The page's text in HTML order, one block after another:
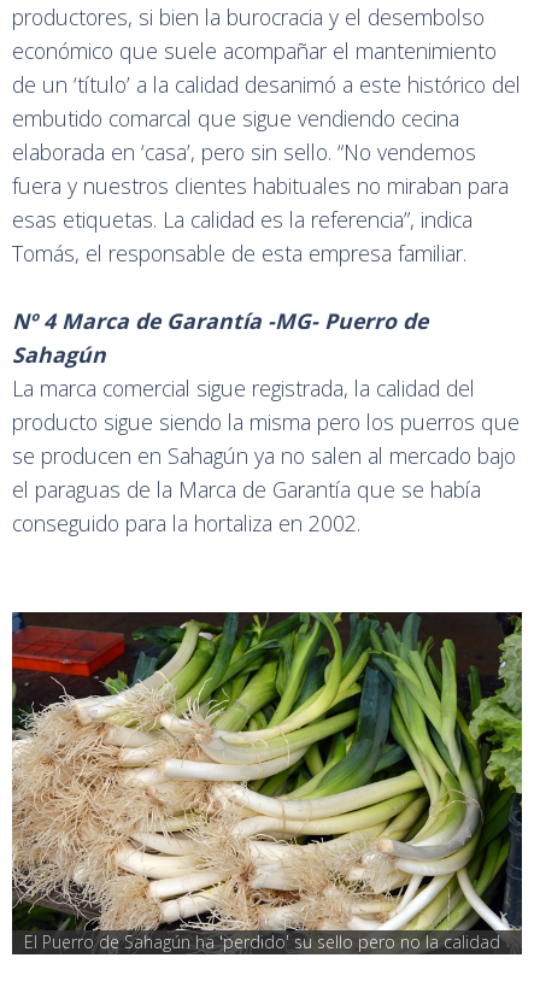
productores, si bien la burocracia y el desembolso
económico que suele acompañar el mantenimiento
de un ‘título’ a la calidad desanimó a este histórico del
embutido comarcal que sigue vendiendo cecina
elaborada en ‘casa’, pero sin sello. “No vendemos
fuera y nuestros clientes habituales no miraban para
esas etiquetas. La calidad es la referencia”, indica
Tomás, el responsable de esta empresa familiar.
Nº 4 Marca de Garantía -MG- Puerro de
Sahagún
La marca comercial sigue registrada, la calidad del
producto sigue siendo la misma pero los puerros que
se producen en Sahagún ya no salen al mercado bajo
el paraguas de la Marca de Garantía que se había
conseguido para la hortaliza en 2002.
El Puerro de Sahagún ha 'perdido' su sello pero no la calidad